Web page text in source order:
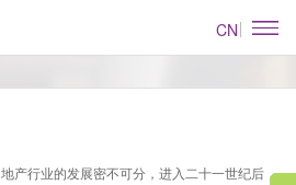
CN
行业的发展密不可分，进入二十一世纪后，